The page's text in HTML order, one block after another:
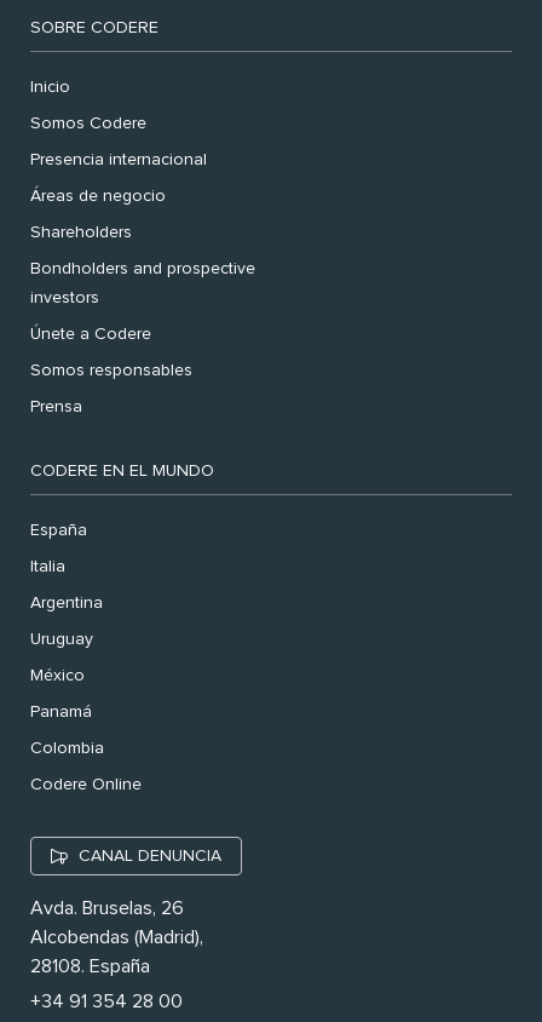
SOBRE CODERE
Inicio
Somos Codere
Presencia internacional
Áreas de negocio
Shareholders
Bondholders and prospective
investors
Únete a Codere
Somos responsables
Prensa
CODERE EN EL MUNDO
España
Italia
Argentina
Uruguay
México
Panamá
Colombia
Codere Online
CANAL DENUNCIA
Avda. Bruselas, 26
Alcobendas (Madrid),
28108. España
+34 91 354 28 00